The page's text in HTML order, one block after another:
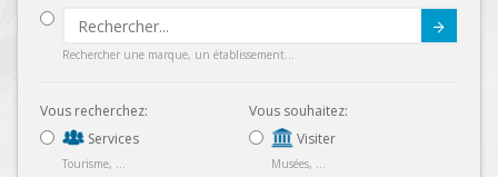
Rechercher une marque, un établissement...
Vous recherchez:
Services
Tourisme, ...
Vous souhaitez:
Visiter
Musées, ...